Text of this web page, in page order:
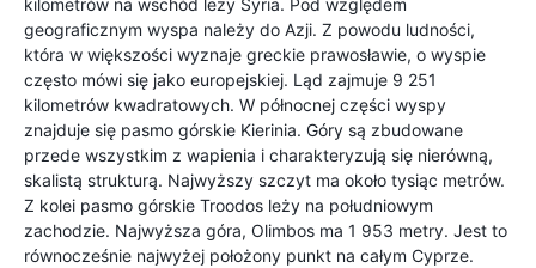
kilometrów na wschód leży Syria. Pod względem
geograficznym wyspa należy do Azji. Z powodu ludności,
która w większości wyznaje greckie prawosławie, o wyspie
często mówi się jako europejskiej. Ląd zajmuje 9 251
kilometrów kwadratowych. W północnej części wyspy
znajduje się pasmo górskie Kierinia. Góry są zbudowane
przede wszystkim z wapienia i charakteryzują się nierówną,
skalistą strukturą. Najwyższy szczyt ma około tysiąc metrów.
Z kolei pasmo górskie Troodos leży na południowym
zachodzie. Najwyższa góra, Olimbos ma 1 953 metry. Jest to
równocześnie najwyżej położony punkt na całym Cyprze.